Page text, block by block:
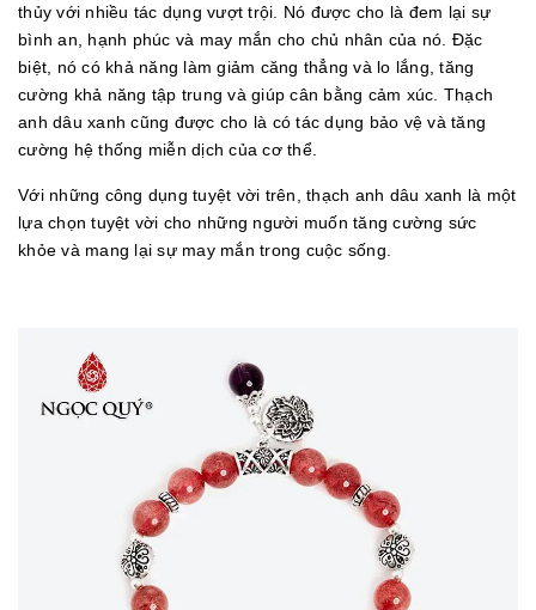
thủy với nhiều tác dụng vượt trội. Nó được cho là đem lại sự
bình an, hạnh phúc và may mắn cho chủ nhân của nó. Đặc
biệt, nó có khả năng làm giảm căng thẳng và lo lắng, tăng
cường khả năng tập trung và giúp cân bằng cảm xúc. Thạch
anh dâu xanh cũng được cho là có tác dụng bảo vệ và tăng
cường hệ thống miễn dịch của cơ thể.
Với những công dụng tuyệt vời trên, thạch anh dâu xanh là một
lựa chọn tuyệt vời cho những người muốn tăng cường sức
khỏe và mang lại sự may mắn trong cuộc sống.